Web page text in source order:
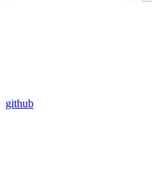
github